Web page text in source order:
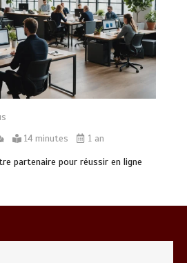
14 minutes 1 an
partenaire pour réussir en ligne
à Sainte-Eulalie : ce qui
le bon de l’excellent
0 6 minutes
équilibrée : ses bienfaits
une santé durable